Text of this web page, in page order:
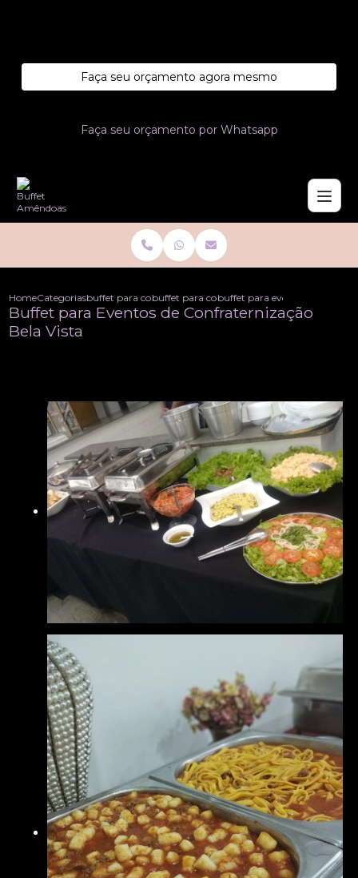
Faça seu orçamento agora mesmo
Faça seu orçamento por Whatsapp
HomeCategoriasbuffet para confraternizacoes
buffet para confraternizacao
buffet para eventos de
Buffet para Eventos de Confraternização
Bela Vista